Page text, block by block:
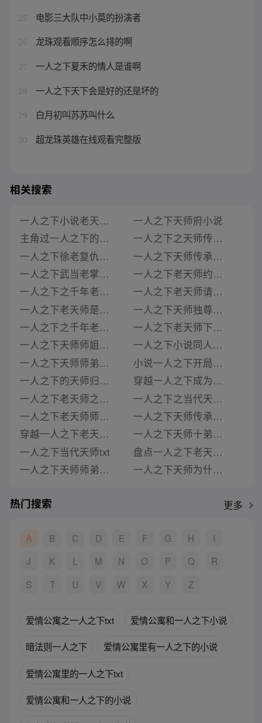
25 电影三大队中小莫的扮演者
26 龙珠观看顺序怎么排的啊
27 一人之下夏禾的情人是谁啊
28 一人之下天下会是好的还是坏的
29 白月初叫苏苏叫什么
30 超龙珠英雄在线观看完整版
相关搜索
一人之下小说老天师出手过几次
主角过一人之下的小说
一人之下徐老复仇小说免费阅读
一人之下武当老掌门小说免费阅读
一人之下之千年老魔小说
一人之下老天师是张天师吗小说下载
一人之下之千年老魔小说在线阅读
一人之下天师师姐小说
一人之下天师师弟解读小说
一人之下的天师归来小说
一人之下老天师之争小说
一人之下老天师师弟小说
穿越一人之下老天师小说
一人之下当代天师txt
一人之下天师师弟小说
一人之下天师府小说
一人之下之天师传承 小说
一人之下天师传承小说免费
一人之下老天师约战小说
一人之下老天师请赐教小说
一人之下天师独尊小说
一人之下老天师下山小说
一人之下小说同人天师传承
小说一人之下开局暴揍老天师
穿越一人之下成为天师的小说
一人之下之当代天师小说
一人之下天师传承小说
一人之下天师十弟小说
盘点一人之下老天师小说
一人之下天师为什么是异人呢小说
热门搜索 更多
A B C D E F G H
I
J
K L M N O P Q
R
S
T U V W X Y Z
爱情公寓之一人之下txt 爱情公寓和一人之下小说
暗法则一人之下 爱情公寓里有一人之下的小说
爱情公寓里的一人之下txt
爱情公寓和一人之下的小说